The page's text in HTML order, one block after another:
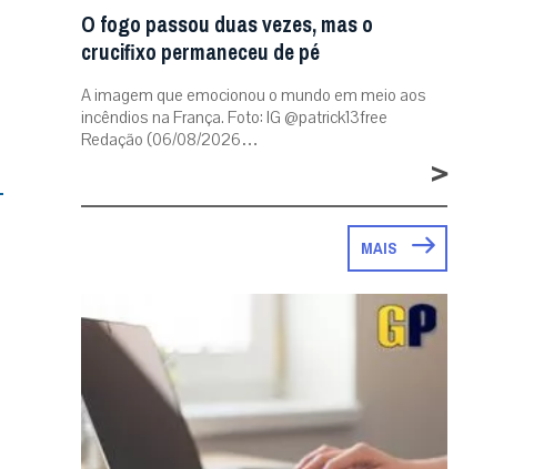
O fogo passou duas vezes, mas o
crucifixo permaneceu de pé
A imagem que emocionou o mundo em meio aos
incêndios na França. Foto: IG @patrick13free
Redação (06/08/2026…
>
MAIS